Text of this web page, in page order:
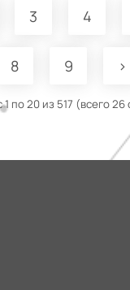
3 4
8 9 >
1 по 20 из 517 (всего 26